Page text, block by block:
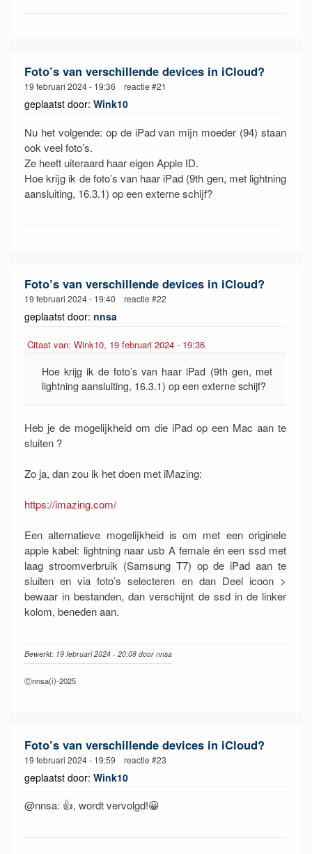
Foto’s van verschillende devices in iCloud?
19 februari 2024 - 19:36 reactie #21
geplaatst door: Wink10
Nu het volgende: op de iPad van mijn moeder (94) staan
ook veel foto’s.
Ze heeft uiteraard haar eigen Apple ID.
Hoe krijg ik de foto’s van haar iPad (9th gen, met lightning
aansluiting, 16.3.1) op een externe schijf?
Foto’s van verschillende devices in iCloud?
19 februari 2024 - 19:40 reactie #22
geplaatst door: nnsa
Citaat van: Wink10, 19 februari 2024 - 19:36
Hoe krijg ik de foto’s van haar iPad (9th gen, met
lightning aansluiting, 16.3.1) op een externe schijf?
Heb je de mogelijkheid om die iPad op een Mac aan te
sluiten ?
Zo ja, dan zou ik het doen met iMazing:
https://imazing.com/
Een alternatieve mogelijkheid is om met een originele
apple kabel: lightning naar usb A female én een ssd met
laag stroomverbruik (Samsung T7) op de iPad aan te
sluiten en via foto’s selecteren en dan Deel icoon >
bewaar in bestanden, dan verschijnt de ssd in de linker
kolom, beneden aan.
Bewerkt: 19 februari 2024 - 20:08 door nnsa
Ⓒnnsa(i)-2025
Foto’s van verschillende devices in iCloud?
19 februari 2024 - 19:59 reactie #23
geplaatst door: Wink10
@nnsa: 👍, wordt vervolgd!😀